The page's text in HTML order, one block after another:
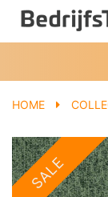
HOME
SALE